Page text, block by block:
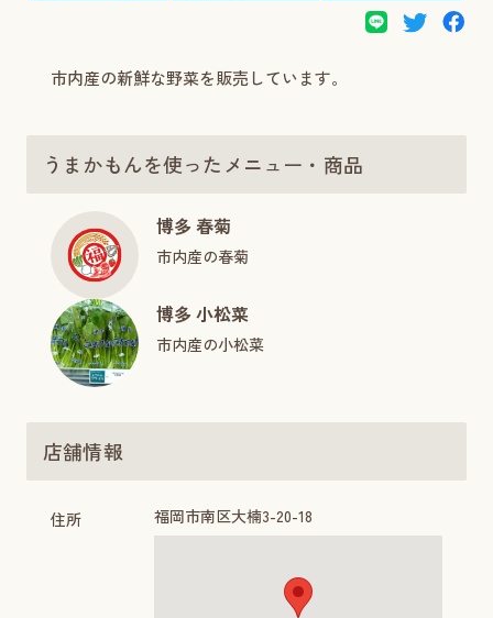
市内産の新鮮な野菜を販売しています。
うまかもんを使ったメニュー・商品
博多 春菊
市内産の春菊
博多 小松菜
市内産の小松菜
店舗情報
住所 福岡市南区大楠3-20-18